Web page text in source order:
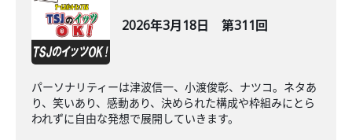
2026年3月18日 第311回
パーソナリティーは津波信一、小渡俊彰、ナツコ。ネタあ
り、笑いあり、感動あり、決められた構成や枠組みにとら
われずに自由な発想で展開していきます。